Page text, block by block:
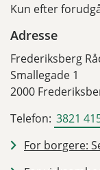
Kun efter
Adresse
Frederiksberg
Smallegade 1
2000
Telefon: 3821
For borgere: